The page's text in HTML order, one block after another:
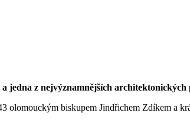
z nejvýznamnějších
olomouckým biskupem Jindřichem Zdíkem a